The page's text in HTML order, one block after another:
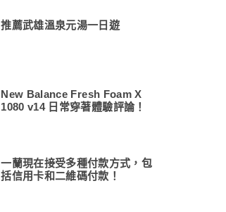
推薦武雄溫泉元湯一日遊
New Balance Fresh Foam X
1080 v14 日常穿著體驗評論！
一蘭現在接受多種付款方式，包
括信用卡和二維碼付款！